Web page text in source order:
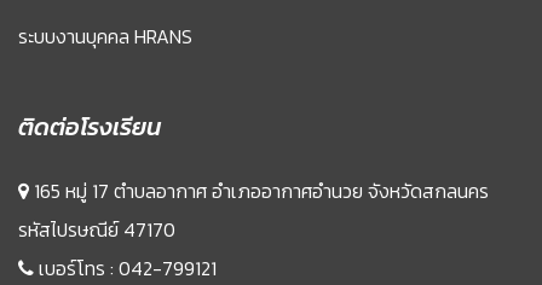
ระบบงานบุคคล HRANS
ติดต่อโรงเรียน
165 หมู่ 17 ตำบลอากาศ อำเภออากาศอำนวย จังหวัดสกลนคร
รหัสไปรษณีย์ 47170
เบอร์โทร : 042-799121